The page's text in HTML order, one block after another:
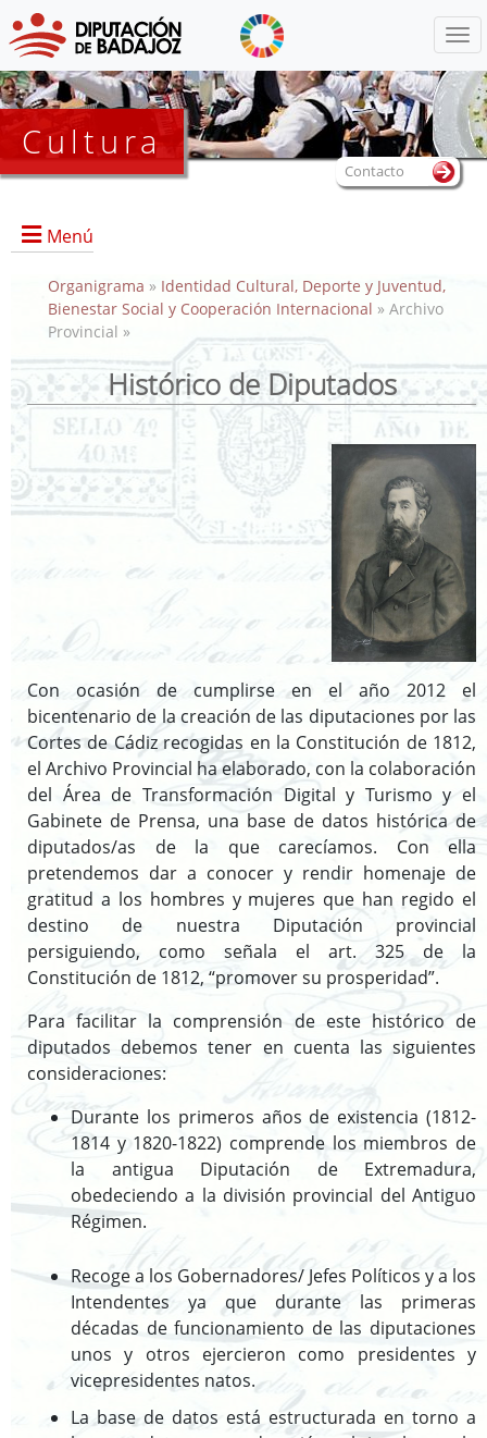
Cultura
Menú
Portada
Dirección, contacto, horario, funciones, local e instalaciones,
y servicios.
Historia del Archivo
Reglamento y Procedimientos
Enlaces de interés
Asistencia Técnica a Archivos Municipales
Documento del Mes
Exposiciones
Formación y colaboración con la Facultad de Ciencias de la
Documentación y la Comunicación de la Uex
Visitas en grupo
Otras Actividades
Archivo de la Diputación Provincial de Badajoz (ISDIAH)
Guía del Archivo de la Diputación Provincial de Badajoz
(ISAD-G)
Fondos documentales
Cuadro de Clasificación
Gestión Documental
Biblioteca auxiliar
Publicaciones
Portal de Archivo
Biblioteca Auxiliar
Archivo digital
Boletín Oficial de la Provincia de Badajoz (desde 1835)
Histórico de diputados
Solicitud de información
Organigrama » Identidad Cultural, Deporte y Juventud,
Bienestar Social y Cooperación Internacional » Archivo
Provincial »
Histórico de Diputados
Con ocasión de cumplirse en el año 2012 el
bicentenario de la creación de las diputaciones por las
Cortes de Cádiz recogidas en la Constitución de 1812,
el Archivo Provincial ha elaborado, con la colaboración
del Área de Transformación Digital y Turismo y el
Gabinete de Prensa, una base de datos histórica de
diputados/as de la que carecíamos. Con ella
pretendemos dar a conocer y rendir homenaje de
gratitud a los hombres y mujeres que han regido el
destino de nuestra Diputación provincial
persiguiendo, como señala el art. 325 de la
Constitución de 1812, “promover su prosperidad”.
Para facilitar la comprensión de este histórico de
diputados debemos tener en cuenta las siguientes
consideraciones:
Durante los primeros años de existencia (1812-
1814 y 1820-1822) comprende los miembros de
la antigua Diputación de Extremadura,
obedeciendo a la división provincial del Antiguo
Régimen.
Recoge a los Gobernadores/ Jefes Políticos y a los
Intendentes ya que durante las primeras
décadas de funcionamiento de las diputaciones
unos y otros ejercieron como presidentes y
vicepresidentes natos.
La base de datos está estructurada en torno a
Contacto